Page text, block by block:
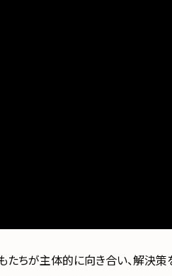
たちが主体的に向き合い、解決策